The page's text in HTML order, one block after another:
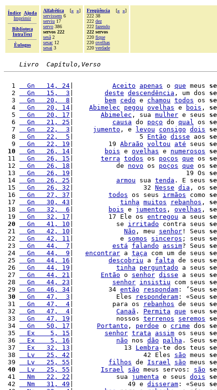
Índice
Ajuda
Imprimir
Biblioteca
IntraText
Èulogos
Alfabética [« »]
servissem 6
serviu 17
servo 386
servos 222
sesã 2
sesac 12
sesai 3
Freqüência [« »]
222 38
222 dez
222 fazendo
222 servos
220 fique
220 ovelhas
220 verdade
Livro  Capítulo,Verso
  1
  Gn   14, 24
Aceito apenas o que meus
  2
  Gn   15,  3
deste descendência , um dos
  3
  Gn   20,  8
bem cedo e chamou todos os
  4
  Gn   20, 14
Abimelec pegou ovelhas e bois ,
  5
  Gn   20, 17
Abimelec , sua mulher e seus
  6
  Gn   21, 25
causa do poço do qual os
  7
  Gn   22,  3
jumento , e levou consigo dois
  8
  Gn   22,  5
|                 5 Então disse aos
  9
  Gn   22, 19
|         19 Abraão voltou até seus
10
  Gn   26, 14
bois e ovelhas e numerosos
11
  Gn   26, 15
terra todos os poços que os
12
  Gn   26, 18
|           de novo os poços que os
13
  Gn   26, 19
|                             19 Os
14
  Gn   26, 25
armou sua tenda . E seus
15
  Gn   26, 32
|                  32 Nesse dia , os
16
  Gn   27, 37
todos os seus irmãos como
17
  Gn   30, 43
tinha muitos rebanhos ,
18
  Gn   32,  6
bois e jumentos , ovelhas ,
19
  Gn   32, 17
|         17 Ele os entregou a seus
20
  Gn   41, 10
|           se irritado contra seus
21
  Gn   42, 10
Não , meu senhor ! Seus
22
  Gn   42, 11
|            e somos sinceros ; seus
23
  Gn   44,  7
está falando assim? Seus
24
  Gn   44,  9
encontrar a taça com um de seus
25
  Gn   44, 16
descobriu a falta de seus
26
  Gn   44, 19
tinha perguntado a seus
27
  Gn   44, 21
Então o senhor disse a seus
28
  Gn   44, 23
senhor insistiu com seus
29
  Gn   46, 34
|         34 então respondam : ‘Seus
30
  Gn   47,  3
|           Eles responderam : «Seus
31
  Gn   47,  4
|          para os rebanhos de seus
32
  Gn   47,  4
Canaã . Permita que seus
33
  Gn   47, 19
|           nossos terrenos seremos
34
  Gn   50, 17
Portanto , perdoe o crime dos
35
  Ex    5, 15
senhor trata assim os seus
36
  Ex    5, 16
não nos dão palha . Seus
37
  Ex   32, 13
|             13 Lembra -te dos teus
38
  Lv   25, 42
|                  42 Eles são meus
39
  Lv   25, 55
filhos de Israel são meus
40
  Lv   25, 55
Israel são meus servos: são
41
  Nm   22, 22
|           sua jumenta e seus dois
42
  Nm   31, 49
|              49 e disseram : «Seus